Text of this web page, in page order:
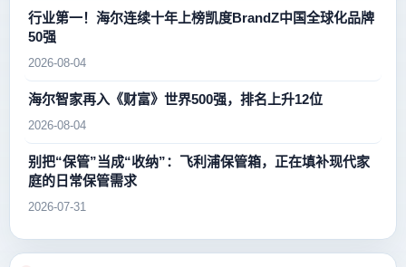
行业第一！海尔连续十年上榜凯度BrandZ中国全球化品牌
50强
2026-08-04
海尔智家再入《财富》世界500强，排名上升12位
2026-08-04
别把“保管”当成“收纳”：飞利浦保管箱，正在填补现代家
庭的日常保管需求
2026-07-31